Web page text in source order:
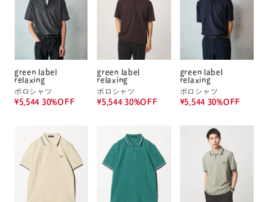
green label
relaxing
ポロシャツ
¥5,544 30%OFF
green label
relaxing
ポロシャツ
¥5,544 30%OFF
green label
relaxing
ポロシャツ
¥5,544 30%OFF